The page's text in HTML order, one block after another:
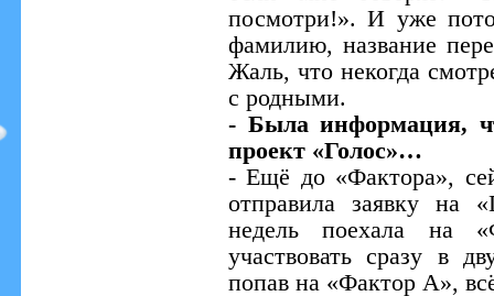
посмотри!». И уже
фамилию, название
Жаль, что некогда
с родными.
- Была информация,
проект «Голос»…
- Ещё до «Фактора»,
отправила заявку на
недель поехала на
участвовать сразу в
попав на «Фактор А»,